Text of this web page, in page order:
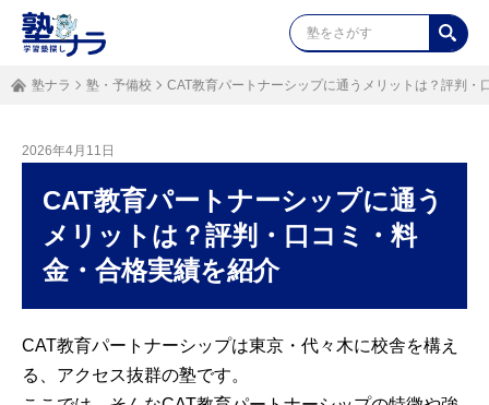
塾ナラ 塾・予備校 CAT教育パートナーシップに通うメリットは？評判・
2026年4月11日
CAT教育パートナーシップに通う
メリットは？評判・口コミ・料
金・合格実績を紹介
CAT教育パートナーシップは東京・代々木に校舎を構え
る、アクセス抜群の塾です。